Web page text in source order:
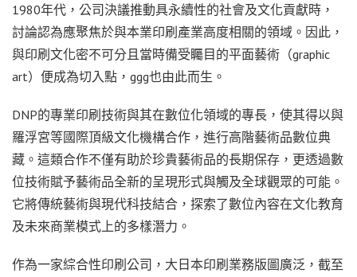
1980年代，公司決議推動具永續性的社會及文化貢獻時，
討論認為應聚焦於與本業印刷產業高度相關的領域。因此，
與印刷文化密不可分且當時備受矚目的平面藝術（graphic
art）便成為切入點，ggg也由此而生。
DNP的專業印刷技術與其在數位化領域的專長，使其得以與
羅浮宮等國際頂級文化機構合作，進行高階藝術品數位典
藏。這類合作不僅有助於珍貴藝術品的長期保存，更透過數
位技術賦予藝術品全新的呈現形式與觸及全球觀眾的可能。
它將傳統藝術與現代科技結合，探索了數位內容在文化教育
及未來商業模式上的多樣潛力。
作為一家綜合性印刷公司，大日本印刷業務版圖廣泛，截至